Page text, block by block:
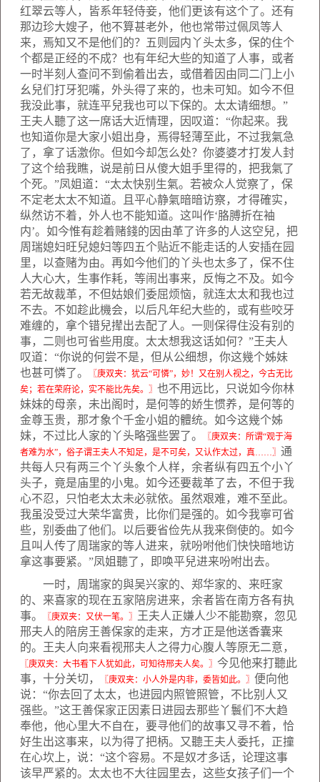
红翠云等人，皆系年轻侍妾，他们更该有这个了。还有
那边珍大嫂子，他不算甚老外，他也常带过佩凤等人
来，焉知又不是他们的？五则园内丫头太多，保的住个
个都是正经的不成？也有年纪大些的知道了人事，或者
一时半刻人查问不到偷着出去，或借着因由同二门上小
幺兒们打牙犯嘴，外头得了来的，也未可知。如今不但
我没此事，就连平兒我也可以下保的。太太请细想。”
王夫人聽了这一席话大近情理，因叹道：“你起来。我
也知道你是大家小姐出身，焉得轻薄至此，不过我氣急
了，拿了话激你。但如今却怎么处？你婆婆才打发人封
了这个给我瞧，说是前日从傻大姐手里得的，把我氣了
个死。”凤姐道：“太太快别生氣。若被众人觉察了，保
不定老太太不知道。且平心静氣暗暗访察，才得確实，
纵然访不着，外人也不能知道。这叫作‘胳膊折在袖
内’。如今惟有趁着赌錢的因由革了许多的人这空兒，把
周瑞媳妇旺兒媳妇等四五个贴近不能走话的人安插在园
里，以查赌为由。再如今他们的丫头也太多了，保不住
人大心大，生事作耗，等闹出事来，反悔之不及。如今
若无故裁革，不但姑娘们委屈烦恼，就连太太和我也过
不去。不如趁此機会，以后凡年纪大些的，或有些咬牙
难缠的，拿个错兒撵出去配了人。一则保得住没有别的
事，二则也可省些用度。太太想我这话如何？”王夫人
叹道：“你说的何尝不是，但从公细想，你这幾个姊妹
也甚可憐了。
〖庚双夹：犹云“可憐”，妙！又在别人视之，今古无比
矣；若在荣府论，实不能比先矣。〗 也不用远比，只说如今你林
妹妹的母亲，未出阁时，是何等的娇生惯养，是何等的
金尊玉贵，那才象个千金小姐的體统。如今这幾个姊
妹，不过比人家的丫头略强些罢了。
〖庚双夹：所谓“观于海
者难为水”，俗子谓王夫人不知足，是不可矣，又认作太过，真……〗 通
共每人只有两三个丫头象个人样，余者纵有四五个小丫
头子，竟是庙里的小鬼。如今还要裁革了去，不但于我
心不忍，只怕老太太未必就依。虽然艰难，难不至此。
我虽没受过大荣华富贵，比你们是强的。如今我寧可省
些，别委曲了他们。以后要省俭先从我来倒使的。如今
且叫人传了周瑞家的等人进来，就吩咐他们快快暗地访
拿这事要紧。”凤姐聽了，即唤平兒进来吩咐出去。
一时，周瑞家的與吴兴家的、郑华家的、来旺家
的、来喜家的现在五家陪房进来，余者皆在南方各有执
事。
〖庚双夹：又伏一笔。〗
王夫人正嫌人少不能勘察，忽见
邢夫人的陪房王善保家的走来，方才正是他送香囊来
的。王夫人向来看视邢夫人之得力心腹人等原无二意，
〖庚双夹：大书看下人犹如此，可知待邢夫人矣。〗 今见他来打聽此
事，十分关切，
〖庚双夹：小人外是内非，委皆如此。〗 便向他
说：“你去回了太太，也进园内照管照管，不比别人又
强些。”这王善保家正因素日进园去那些丫鬟们不大趋
奉他，他心里大不自在，要寻他们的故事又寻不着，恰
好生出这事来，以为得了把柄。又聽王夫人委托，正撞
在心坎上，说：“这个容易。不是奴才多话，论理这事
该早严紧的。太太也不大往园里去，这些女孩子们一个